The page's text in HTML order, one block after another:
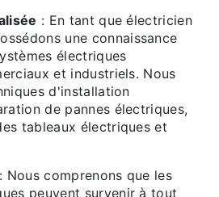
: En tant que électricien
une connaissance
électriques
et industriels. Nous
d'installation
de pannes électriques,
tableaux électriques et
: Nous comprenons que les
peuvent survenir à tout